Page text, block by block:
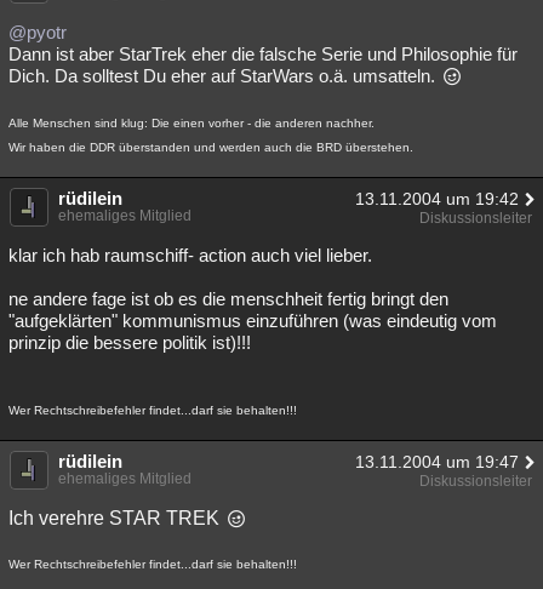
@pyotr
Dann ist aber StarTrek eher die falsche Serie und Philosophie für
Dich. Da solltest Du eher auf StarWars o.ä. umsatteln.
Alle Menschen sind klug: Die einen vorher - die anderen nachher.
Wir haben die DDR überstanden und werden auch die BRD überstehen.
rüdilein 13.11.2004 um 19:42
ehemaliges Mitglied Diskussionsleiter
klar ich hab raumschiff- action auch viel lieber.
ne andere fage ist ob es die menschheit fertig bringt den
"aufgeklärten" kommunismus einzuführen (was eindeutig vom
prinzip die bessere politik ist)!!!
Wer Rechtschreibefehler findet...darf sie behalten!!!
rüdilein 13.11.2004 um 19:47
ehemaliges Mitglied Diskussionsleiter
Ich verehre STAR TREK
Wer Rechtschreibefehler findet...darf sie behalten!!!